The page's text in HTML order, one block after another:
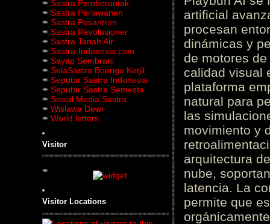
Sastra Pemberontak
Sastra Perlawanan
Sastra Pesantren
Sastra Revolusioner
Sastra Tanah Air
Sastra-Indonesia.com
Sayap Sembrani
SelaSastra Boenga Ketjil
Seputar Sastra Indonesia
Seputar Sastra Semesta
Sosial Media Sastra
Wislawa Dewi
World letters
Visitor
Visitor Locations
artificial
procesan
dinámicas y
de motores
calidad visual
plataforma
natural para
las
movimiento y
arquitectura
nube,
latencia. La
permite que